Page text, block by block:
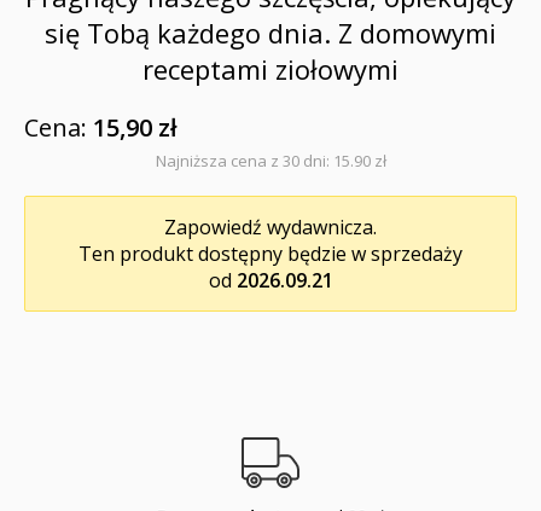
Albumy pamiątkowe
Cecylka Knedelek
Dyplomy dla dzieci
Encyklopedie, leksykony
Edukacja przyrodnicza - Życie bez granic
Książki religijne dla dzieci
się Tobą każdego dnia. Z domowymi
receptami ziołowymi
Cena: 15,90 zł
Najniższa cena z 30 dni: 15.90 zł
Zapowiedź wydawnicza.
Ten produkt dostępny będzie w sprzedaży
od 2026.09.21